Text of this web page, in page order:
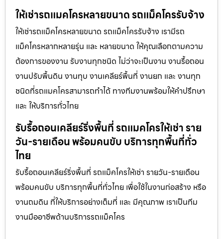
ให้เช่ารถแมคโครหลายขนาด รถแม็คโครรับจ้าง
ให้เช่ารถแม็คโครหลายขนาด รถแม็คโครรับจ้าง เรามีรถ
แม็คโครหลากหลายรุ่น และ หลายขนาด ให้คุณเลือกตามความ
ต้องการของงาน รับงานทุกชนิด ไม่ว่าจะเป็นงาน งานรื้อถอน
งานปรับพื้นดิน งานทุบ งานเคลียร์พื้นที่ งานยก และ งานทุก
ชนิดที่รถแมคโครสามารถทำได้ ทางทีมงานพร้อมให้คำปรึกษา
และ ให้บริการทั่วไทย
รับรื้อถอนเคลียร์ริ่งพื้นที่ รถแมคโครให้เช่า ราย
วัน-รายเดือน พร้อมคนขับ บริการทุกพื้นที่ทั่ว
ไทย
รับรื้อถอนเคลียร์ริ่งพื้นที่ รถแม็คโครให้เช่า รายวัน-รายเดือน
พร้อมคนขับ บริการทุกพื้นที่ทั่วไทย เพื่อใช้ในงานก่อสร้าง หรือ
งานถมดิน ที่ให้บริการอย่างเต็มที่ และ มีคุณภาพ เราเป็นทีม
งานมืออาชีพด้านบริการรถแม็คโคร